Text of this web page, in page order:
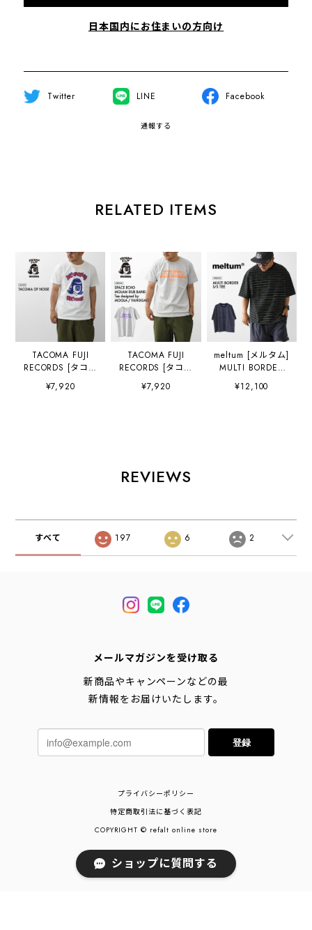
日本国内にお住まいの方向け
Twitter LINE Facebook
通報する
RELATED ITEMS
TACOMA FUJI
RECORDS [タコマ
フジレコード]
TACOMA OF
¥7,920
TACOMA FUJI
RECORDS [タコマ
フジレコード]
SPACE ECHO
[space-e] タコマ
オブノーズティ
ティー・ロゴ・コ
ラボ・MEN'S /
LADY'S [2026SS]
(TACOMA FUJI
¥7,920
meltum [メルタム]
MULTI BORDER
S/S TEE [cs-
0300-25] マルチボ
¥12,100
REVIEWS
すべて 197 6 2
メールマガジンを受け取る
新商品やキャンペーンなどの最
新情報をお届けいたします。
登録
プライバシーポリシー
特定商取引法に基づく表記
COPYRIGHT © refalt online store
ショップに質問する